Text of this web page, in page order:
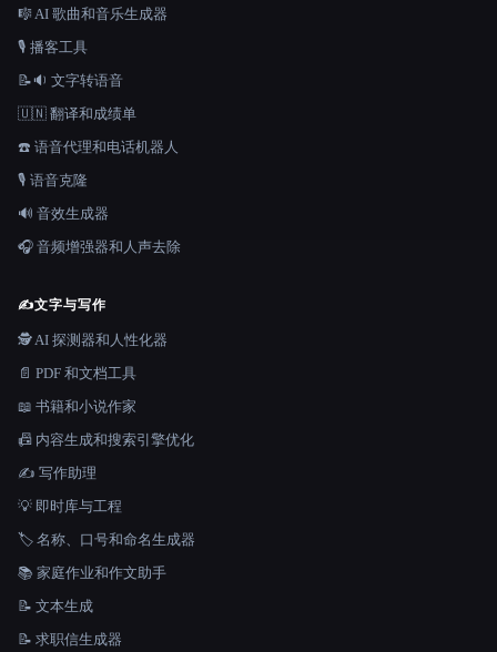
🎼 AI 歌曲和音乐生成器
🎙️ 播客工具
📝🔉 文字转语音
🇺🇳 翻译和成绩单
☎️ 语音代理和电话机器人
🎙️ 语音克隆
🔊 音效生成器
🎧 音频增强器和人声去除
✍️文字与写作
🕵️ AI 探测器和人性化器
📄 PDF 和文档工具
📖 书籍和小说作家
📠 内容生成和搜索引擎优化
✍️ 写作助理
💡 即时库与工程
🏷️ 名称、口号和命名生成器
📚 家庭作业和作文助手
📝 文本生成
📝 求职信生成器